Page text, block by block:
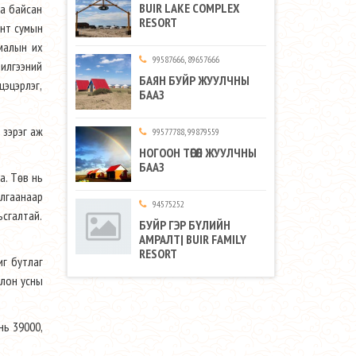
байсан
сумын
их
аж
Төв нь
бутлаг
усны
39000,
BUIR LAKE COMPLEX
RESORT
99587666, 89657666
БАЯН БУЙР ЖУУЛЧНЫ
БААЗ
99577788, 99879559
НОГООН ТӨГӨЛ ЖУУЛЧНЫ
БААЗ
94575252
БУЙР ГЭР БҮЛИЙН
АМРАЛТ| BUIR FAMILY
RESORT